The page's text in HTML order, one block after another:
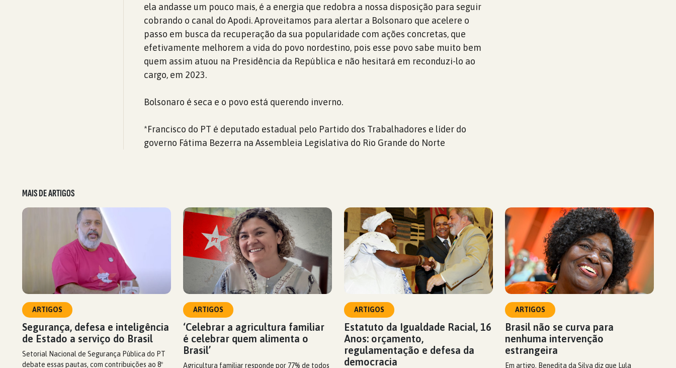
ela andasse um pouco mais, é a energia que redobra a nossa disposição para seguir
cobrando o canal do Apodi. Aproveitamos para alertar a Bolsonaro que acelere o
passo em busca da recuperação da sua popularidade com ações concretas, que
efetivamente melhorem a vida do povo nordestino, pois esse povo sabe muito bem
quem assim atuou na Presidência da República e não hesitará em reconduzi-lo ao
cargo, em 2023.
Bolsonaro é seca e o povo está querendo inverno.
*Francisco do PT é deputado estadual pelo Partido dos Trabalhadores e líder do
governo Fátima Bezerra na Assembleia Legislativa do Rio Grande do Norte
MAIS DE ARTIGOS
ARTIGOS
Segurança, defesa e inteligência
de Estado a serviço do Brasil
Setorial Nacional de Segurança Pública do PT
debate essas pautas, com contribuições ao 8º
ARTIGOS
‘Celebrar a agricultura familiar
é celebrar quem alimenta o
Brasil’
Agricultura familiar responde por 77% de todos
ARTIGOS
Estatuto da Igualdade Racial, 16
Anos: orçamento,
regulamentação e defesa da
democracia
ARTIGOS
Brasil não se curva para
nenhuma intervenção
estrangeira
Em artigo, Benedita da Silva diz que Lula